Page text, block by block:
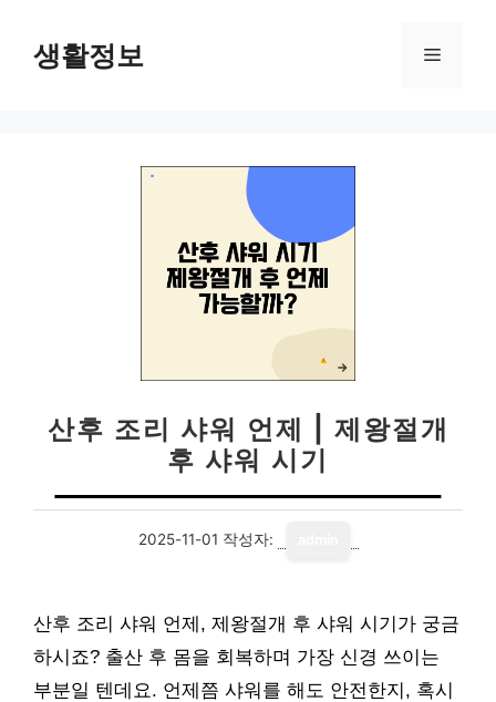
생활정보 메
산후 조리 샤워 언제 | 제왕절개
후 샤워 시기
2025-11-01 작성자:
산후 조리 샤워 언제, 제왕절개 후 샤워 시기가 궁금
하시죠? 출산 후 몸을 회복하며 가장 신경 쓰이는
부분일 텐데요. 언제쯤 샤워를 해도 안전한지, 혹시